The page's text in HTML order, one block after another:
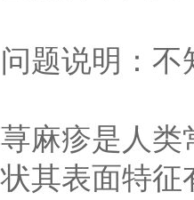
问题说明：不
荨麻疹是人类
状其表面特征